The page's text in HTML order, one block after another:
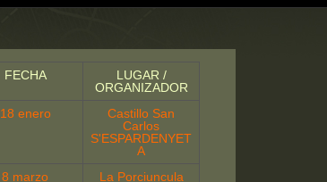
FECHA
LUGAR /
ORGANIZADOR
18 enero
Castillo San
Carlos
S'ESPARDENYET
A
8 marzo
La Porciuncula